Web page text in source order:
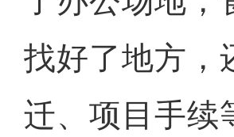
找好了地方，
迁、项目手续